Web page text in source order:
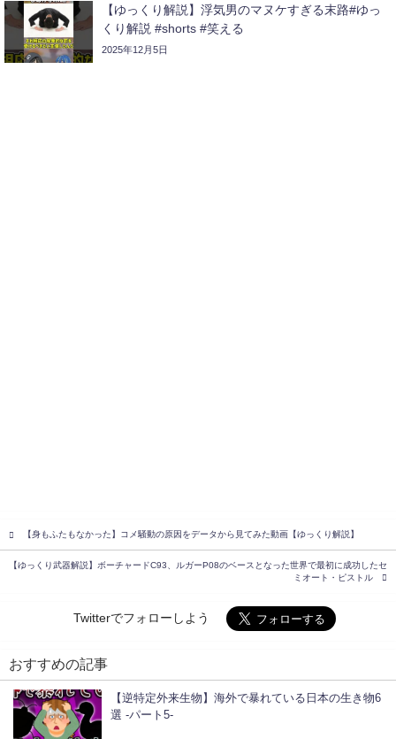
【ゆっくり解説】浮気男のマヌケすぎる末路#ゆっ
くり解説 #shorts #笑える
2025年12月5日
【身もふたもなかった】コメ騒動の原因をデータから見てみた動画【ゆっくり解説】
【ゆっくり武器解説】ボーチャードC93、ルガーP08のベースとなった世界で最初に成功したセ
ミオート・ピストル
Twitterでフォローしよう
おすすめの記事
【逆特定外来生物】海外で暴れている日本の生き物6
選 -パート5-